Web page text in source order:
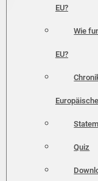
EU?
Wie
EU?
Quiz